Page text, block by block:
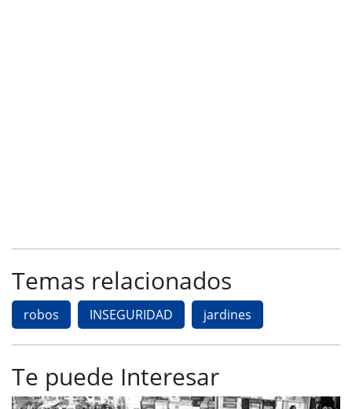
Temas relacionados
robos INSEGURIDAD jardines
Te puede Interesar